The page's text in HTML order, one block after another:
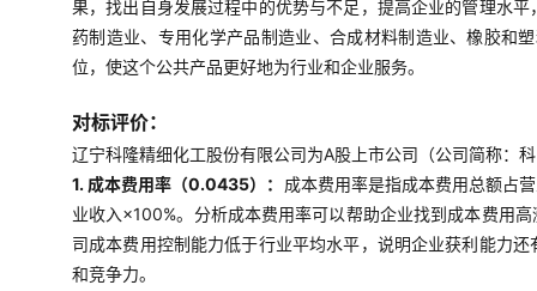
果，找出自身发展过程中的优势与不足，提高企业的管理水
药制造业、专用化学产品制造业、合成材料制造业、橡胶和
位，使这个公共产品更好地为行业和企业服务。
对标评价：
辽宁科隆精细化工股份有限公司为A股上市公司（公司简称
1. 成本费用率（0.0435）： 成本费用率是指成本费用总额占
业收入×100%。分析成本费用率可以帮助企业找到成本费用
司成本费用控制能力低于行业平均水平，说明企业获利能力
和竞争力。